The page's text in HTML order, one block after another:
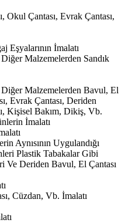
Okul Çantası, Evrak Çantası,
Eşyalarının İmalatı
Malzemelerden Sandık
Malzemelerden Bavul, El
Evrak Çantası, Deriden
Kişisel Bakım, Dikiş, Vb.
İmalatı
Aynısının Uygulandığı
Plastik Tabakalar Gibi
Ve Deriden Bavul, El Çantası
Cüzdan, Vb. İmalatı